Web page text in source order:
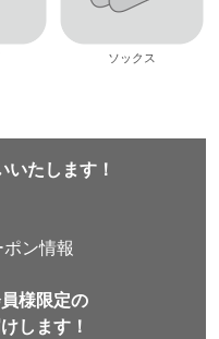
ソックス
いたします！
ン情報
様限定の
します！